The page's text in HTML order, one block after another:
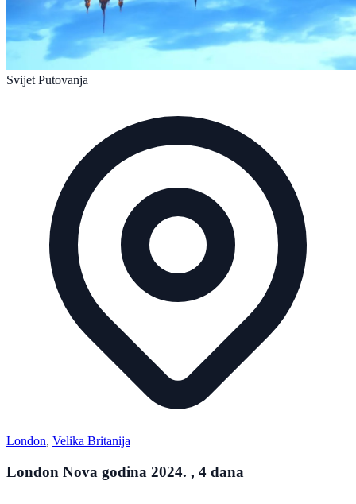
Svijet Putovanja
London, Velika Britanija
London Nova godina 2024. , 4 dana